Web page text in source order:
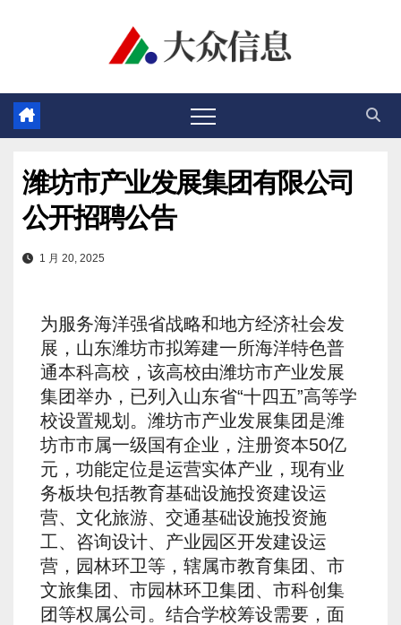
容
潍坊市产业发展集团有限公司
公开招聘公告
1 月 20, 2025
为服务海洋强省战略和地方经济社会发
展，山东潍坊市拟筹建一所海洋特色普
通本科高校，该高校由潍坊市产业发展
集团举办，已列入山东省“十四五”高等学
校设置规划。潍坊市产业发展集团是潍
坊市市属一级国有企业，注册资本50亿
元，功能定位是运营实体产业，现有业
务板块包括教育基础设施投资建设运
营、文化旅游、交通基础设施投资施
工、咨询设计、产业园区开发建设运
营，园林环卫等，辖属市教育集团、市
文旅集团、市园林环卫集团、市科创集
团等权属公司。结合学校筹设需要，面